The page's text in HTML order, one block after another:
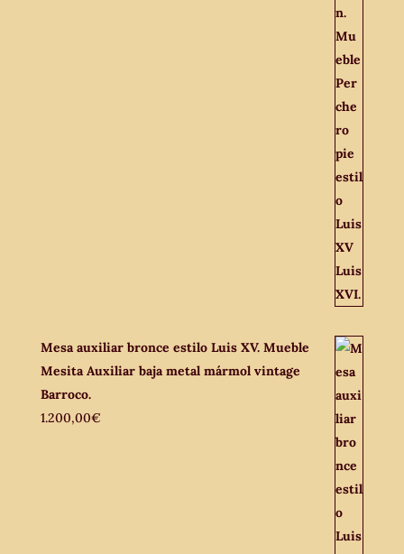
Mesa auxiliar bronce estilo Luis XV. Mueble
Mesita Auxiliar baja metal mármol vintage
Barroco.
1.200,00€